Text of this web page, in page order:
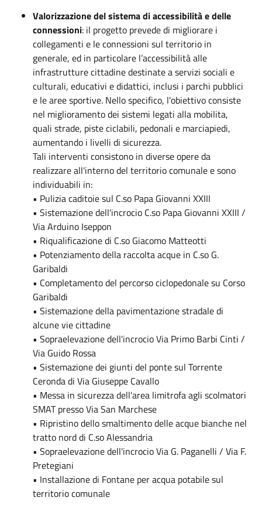
Valorizzazione del sistema di accessibilità e delle
connessioni: il progetto prevede di migliorare i
collegamenti e le connessioni sul territorio in
generale, ed in particolare l’accessibilità alle
infrastrutture cittadine destinate a servizi sociali e
culturali, educativi e didattici, inclusi i parchi pubblici
e le aree sportive. Nello specifico, l'obiettivo consiste
nel miglioramento dei sistemi legati alla mobilita,
quali strade, piste ciclabili, pedonali e marciapiedi,
aumentando i livelli di sicurezza.
Tali interventi consistono in diverse opere da
realizzare all'interno del territorio comunale e sono
individuabili in:
• Pulizia caditoie sul C.so Papa Giovanni XXIII
• Sistemazione dell'incrocio C.so Papa Giovanni XXIII /
Via Arduino Iseppon
• Riqualificazione di C.so Giacomo Matteotti
• Potenziamento della raccolta acque in C.so G.
Garibaldi
• Completamento del percorso ciclopedonale su Corso
Garibaldi
• Sistemazione della pavimentazione stradale di
alcune vie cittadine
• Sopraelevazione dell'incrocio Via Primo Barbi Cinti /
Via Guido Rossa
• Sistemazione dei giunti del ponte sul Torrente
Ceronda di Via Giuseppe Cavallo
• Messa in sicurezza dell'area limitrofa agli scolmatori
SMAT presso Via San Marchese
• Ripristino dello smaltimento delle acque bianche nel
tratto nord di C.so Alessandria
• Sopraelevazione dell'incrocio Via G. Paganelli / Via F.
Pretegiani
• Installazione di Fontane per acqua potabile sul
territorio comunale